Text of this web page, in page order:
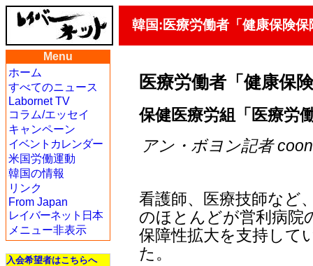
韓国:医療労働者「健康保険
Menu
ホーム
すべてのニュース
Labornet TV
コラム/エッセイ
キャンペーン
イベントカレンダー
米国労働運動
韓国の情報
リンク
From Japan
レイバーネット日本
メニュー非表示
入会希望者はこちらへ
医療労働者「健康保
保健医療労組「医療労
アン・ボヨン記者
看護師、医療技師など
のほとんどが営利病院
保障性拡大を支持して
た。